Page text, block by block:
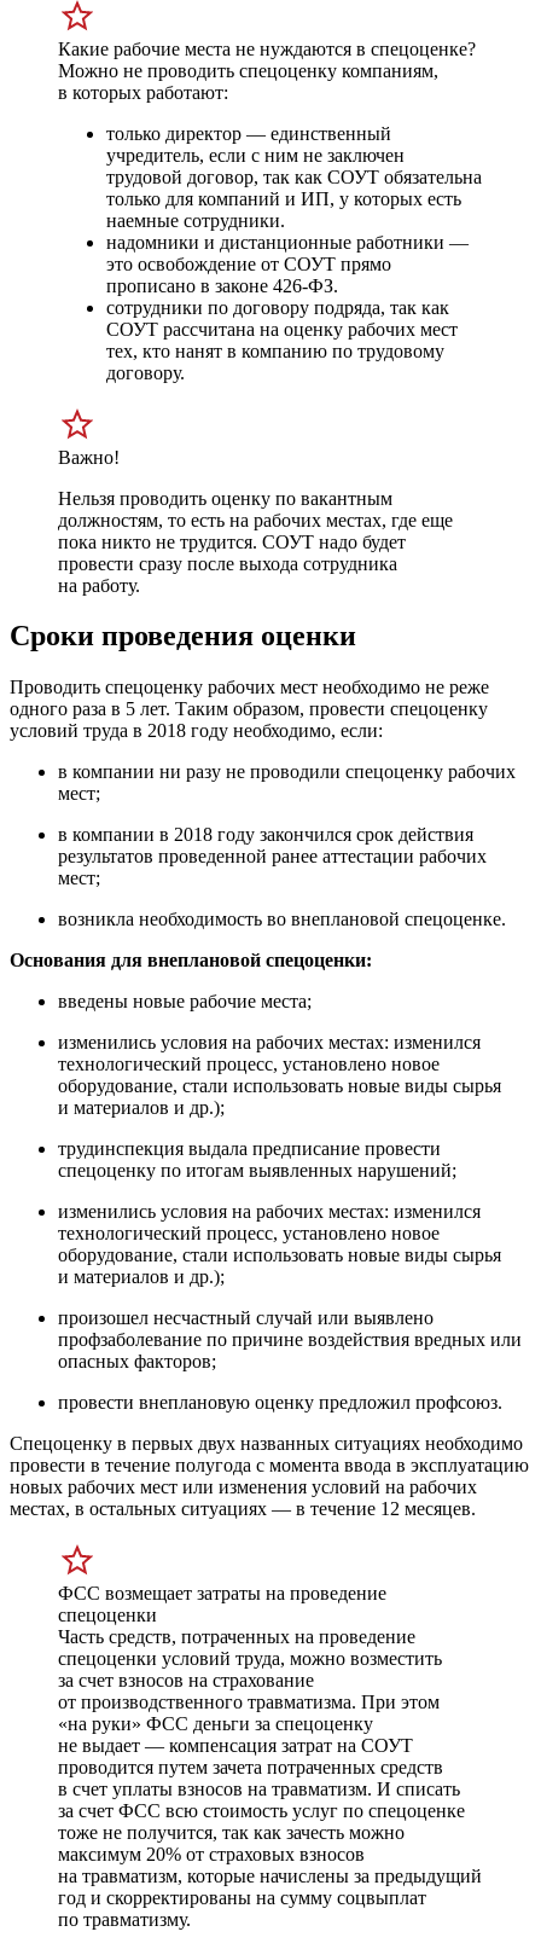
Какие рабочие места не нуждаются в спецоценке?
Можно не проводить спецоценку компаниям,
в которых работают:
только директор — единственный
учредитель, если с ним не заключен
трудовой договор, так как СОУТ обязательна
только для компаний и ИП, у которых есть
наемные сотрудники.
надомники и дистанционные работники —
это освобождение от СОУТ прямо
прописано в законе 426-ФЗ.
сотрудники по договору подряда, так как
СОУТ рассчитана на оценку рабочих мест
тех, кто нанят в компанию по трудовому
договору.
Важно!
Нельзя проводить оценку по вакантным
должностям, то есть на рабочих местах, где еще
пока никто не трудится. СОУТ надо будет
провести сразу после выхода сотрудника
на работу.
Сроки проведения оценки
Проводить спецоценку рабочих мест необходимо не реже
одного раза в 5 лет. Таким образом, провести спецоценку
условий труда в 2018 году необходимо, если:
в компании ни разу не проводили спецоценку рабочих
мест;
в компании в 2018 году закончился срок действия
результатов проведенной ранее аттестации рабочих
мест;
возникла необходимость во внеплановой спецоценке.
Основания для внеплановой спецоценки:
введены новые рабочие места;
изменились условия на рабочих местах: изменился
технологический процесс, установлено новое
оборудование, стали использовать новые виды сырья
и материалов и др.);
трудинспекция выдала предписание провести
спецоценку по итогам выявленных нарушений;
изменились условия на рабочих местах: изменился
технологический процесс, установлено новое
оборудование, стали использовать новые виды сырья
и материалов и др.);
произошел несчастный случай или выявлено
профзаболевание по причине воздействия вредных или
опасных факторов;
провести внеплановую оценку предложил профсоюз.
Спецоценку в первых двух названных ситуациях необходимо
провести в течение полугода с момента ввода в эксплуатацию
новых рабочих мест или изменения условий на рабочих
местах, в остальных ситуациях — в течение 12 месяцев.
ФСС возмещает затраты на проведение
спецоценки
Часть средств, потраченных на проведение
спецоценки условий труда, можно возместить
за счет взносов на страхование
от производственного травматизма. При этом
«на руки» ФСС деньги за спецоценку
не выдает — компенсация затрат на СОУТ
проводится путем зачета потраченных средств
в счет уплаты взносов на травматизм. И списать
за счет ФСС всю стоимость услуг по спецоценке
тоже не получится, так как зачесть можно
максимум 20% от страховых взносов
на травматизм, которые начислены за предыдущий
год и скорректированы на сумму соцвыплат
по травматизму.